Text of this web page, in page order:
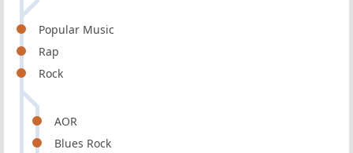
Popular Music
Rap
Rock
AOR
Blues Rock